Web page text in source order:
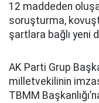
12 maddeden
soruşturma,
şartlara bağlı yeni
AK Parti Grup
milletvekilinin
TBMM